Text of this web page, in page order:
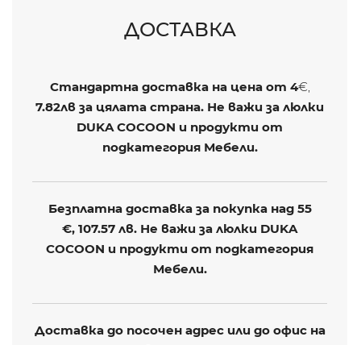
ДОСТАВКА
Стандартна доставка на цена от 4€,
7.82лв за цялата страна. Не важи за люлки
DUKA COCOON и продукти от
подкатегория Мебели.
Безплатна доставка за покупка над 55
€, 107.57 лв. Не важи за люлки DUKA
COCOON и продукти от подкатегория
Мебели.
Доставка до посочен адрес или до офис на